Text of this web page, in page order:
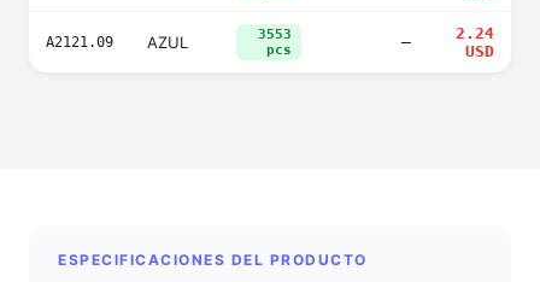
A2121.09 AZUL
3553
pcs
—
2.24
USD
ESPECIFICACIONES DEL PRODUCTO